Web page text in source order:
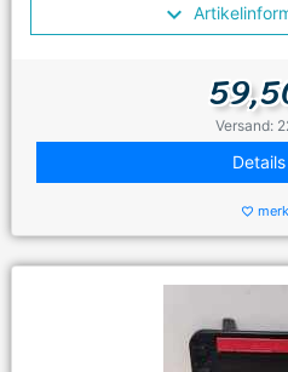
Versand:
Details
favorite_border